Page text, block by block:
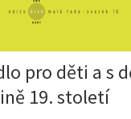
pro děti a s
19. století